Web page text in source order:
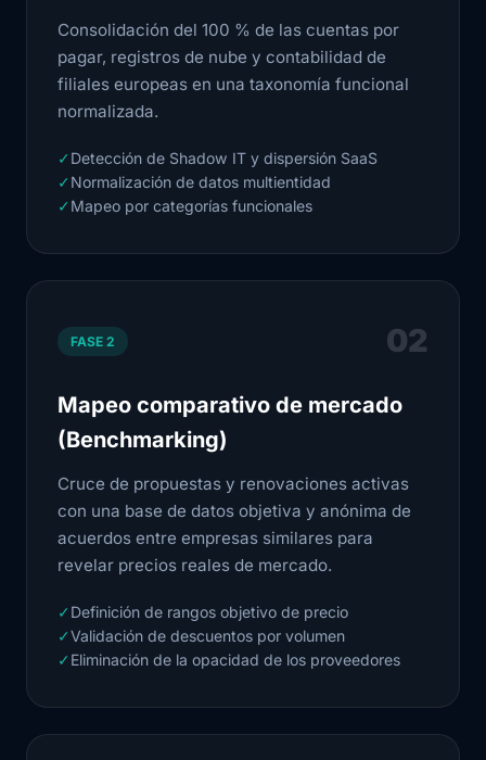
Consolidación del 100 % de las cuentas por
pagar, registros de nube y contabilidad de
filiales europeas en una taxonomía funcional
normalizada.
✓ Detección de Shadow IT y dispersión SaaS
✓ Normalización de datos multientidad
✓ Mapeo por categorías funcionales
FASE 2 02
Mapeo comparativo de mercado
(Benchmarking)
Cruce de propuestas y renovaciones activas
con una base de datos objetiva y anónima de
acuerdos entre empresas similares para
revelar precios reales de mercado.
✓ Definición de rangos objetivo de precio
✓Validación de descuentos por volumen
✓ Eliminación de la opacidad de los proveedores